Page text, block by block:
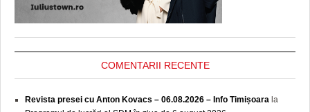
COMENTARII RECENTE
Revista presei cu Anton Kovacs – 06.08.2026 – Info Timișoara la